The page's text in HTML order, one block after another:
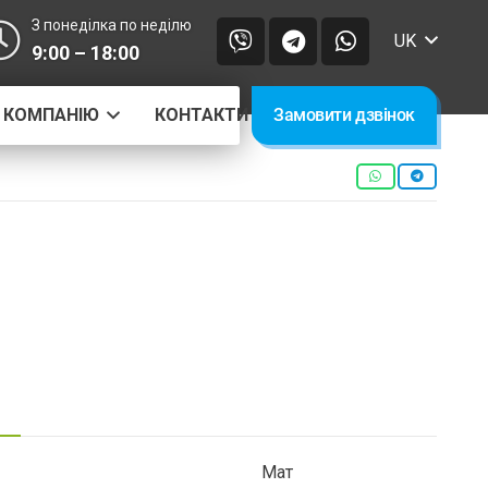
З понеділка по неділю
9:00 – 18:00
UK
КОНТАКТИ Замовити дзвінок
Мат